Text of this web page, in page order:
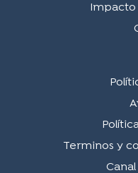
Terminos y